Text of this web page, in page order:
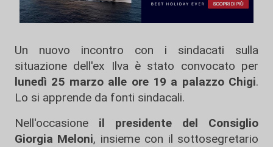
Un nuovo incontro con i sindacati sulla
situazione dell'ex Ilva è stato convocato per
lunedì 25 marzo alle ore 19 a palazzo Chigi.
Lo si apprende da fonti sindacali.
Nell'occasione il presidente del Consiglio
Giorgia Meloni, insieme con il sottosegretario